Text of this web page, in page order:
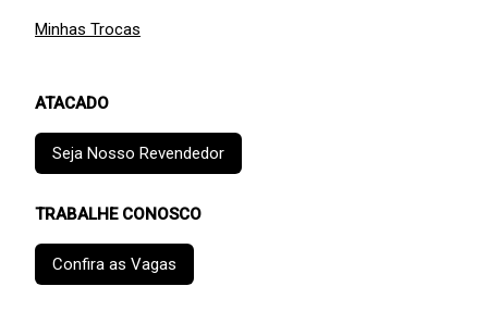
Minhas Trocas
ATACADO
Seja Nosso Revendedor
TRABALHE CONOSCO
Confira as Vagas